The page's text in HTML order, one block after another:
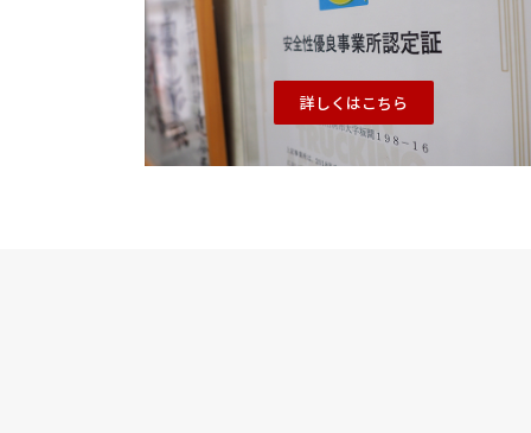
詳しくはこちら